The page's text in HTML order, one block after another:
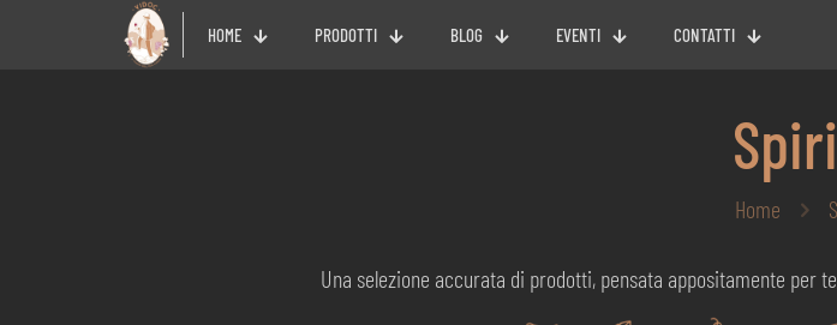
HOME PRODOTTI BLOG EVENTI CONTATTI
Home
Una selezione accurata di prodotti, pensata appositamente per